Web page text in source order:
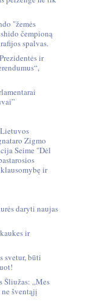
"žemės
čempioną
spalvas.
ir
Zigmo
Seime "Dėl
ir
daryti naujas
ir
svetur, būti
Šliužas: „Mes
šventąjį